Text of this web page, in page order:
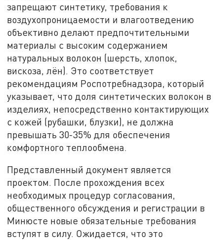
запрещают синтетику, требования к
воздухопроницаемости и влагоотведению
объективно делают предпочтительными
материалы с высоким содержанием
натуральных волокон (шерсть, хлопок,
вискоза, лён). Это соответствует
рекомендациям Роспотребнадзора, который
указывает, что доля синтетических волокон в
изделиях, непосредственно контактирующих
с кожей (рубашки, блузки), не должна
превышать 30-35% для обеспечения
комфортного теплообмена.
Представленный документ является
проектом. После прохождения всех
необходимых процедур согласования,
общественного обсуждения и регистрации в
Минюсте новые обязательные требования
вступят в силу. Ожидается, что это